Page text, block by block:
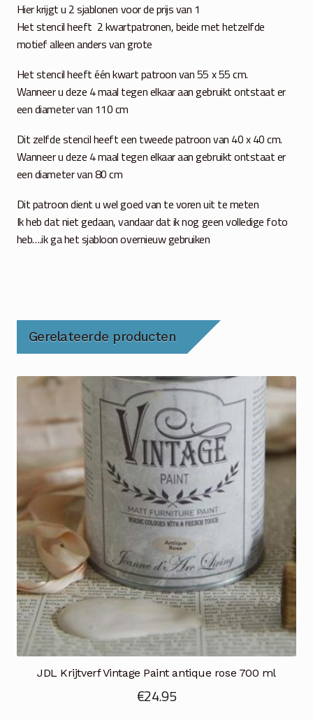
Hier krijgt u 2 sjablonen voor de prijs van 1
Het stencil heeft 2 kwartpatronen, beide met hetzelfde
motief alleen anders van grote
Het stencil heeft één kwart patroon van 55 x 55 cm.
Wanneer u deze 4 maal tegen elkaar aan gebruikt ontstaat er
een diameter van 110 cm
Dit zelfde stencil heeft een tweede patroon van 40 x 40 cm.
Wanneer u deze 4 maal tegen elkaar aan gebruikt ontstaat er
een diameter van 80 cm
Dit patroon dient u wel goed van te voren uit te meten
Ik heb dat niet gedaan, vandaar dat ik nog geen volledige foto
heb….ik ga het sjabloon overnieuw gebruiken
Gerelateerde producten
JDL Krijtverf Vintage Paint antique rose 700 ml
€24.95